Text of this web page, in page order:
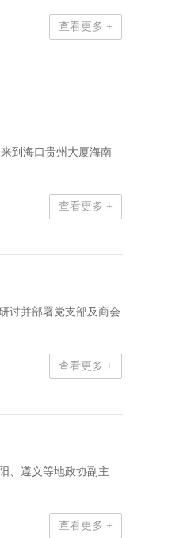
查看更多 +
到海口贵州大厦海南
查看更多 +
讨并部署党支部及商会
查看更多 +
、遵义等地政协副主
查看更多 +